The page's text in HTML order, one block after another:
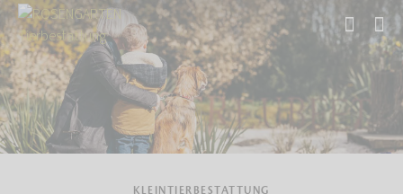
Start Tierbestattung Kleintierbestattung
KLEINTIERBESTATTUNG